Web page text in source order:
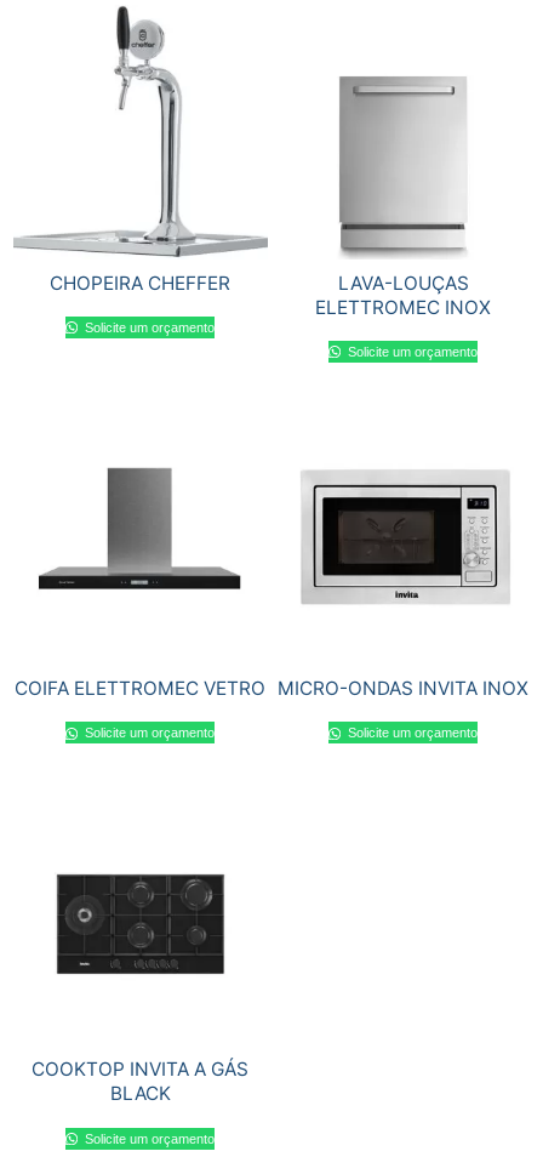
CHOPEIRA CHEFFER
Solicite um orçamento
LAVA-LOUÇAS
ELETTROMEC INOX
Solicite um orçamento
COIFA ELETTROMEC VETRO
Solicite um orçamento
MICRO-ONDAS INVITA INOX
Solicite um orçamento
COOKTOP INVITA A GÁS
BLACK
Solicite um orçamento